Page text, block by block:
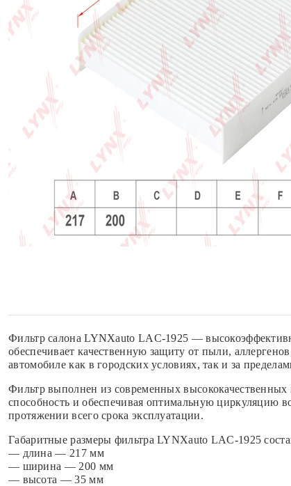
Фильтр салона LYNXauto LAC-1925 —
обеспечивает качественную защиту от пыли,
автомобиле как в городских условиях, так и за
Фильтр выполнен из современных
способность и обеспечивая оптимальную циркуляцию
протяжении всего срока эксплуатации.
Габаритные размеры фильтра LYNXauto LAC-1925
— длина — 217 мм
— ширина — 200 мм
— высота — 35 мм